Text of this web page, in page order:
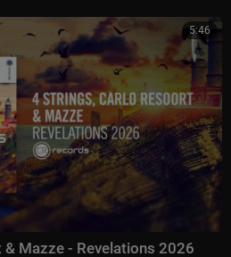
5:46
Mazze - Revelations 2026